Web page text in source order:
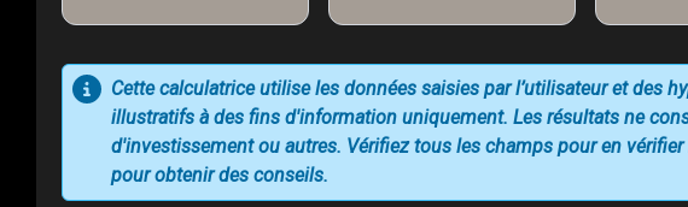
Cette calculatrice utilise les données saisies par l’utilisateur et des
illustratifs à des fins d'information uniquement. Les résultats ne
d'investissement ou autres. Vérifiez tous les champs pour en
pour obtenir des conseils.